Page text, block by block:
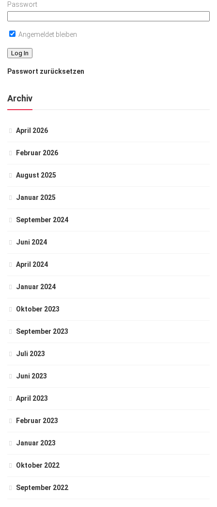
Passwort
Angemeldet bleiben
Passwort zurücksetzen
Archiv
April 2026
Februar 2026
August 2025
Januar 2025
September 2024
Juni 2024
April 2024
Januar 2024
Oktober 2023
September 2023
Juli 2023
Juni 2023
April 2023
Februar 2023
Januar 2023
Oktober 2022
September 2022